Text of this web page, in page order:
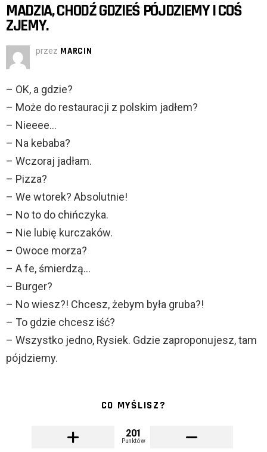
MADZIA, CHODŹ GDZIEŚ PÓJDZIEMY I COŚ
ZJEMY.
przez MARCIN
– OK, a gdzie?
– Może do restauracji z polskim jadłem?
– Nieeee…
– Na kebaba?
– Wczoraj jadłam.
– Pizza?
– We wtorek? Absolutnie!
– No to do chińczyka.
– Nie lubię kurczaków.
– Owoce morza?
– A fe, śmierdzą…
– Burger?
– No wiesz?! Chcesz, żebym była gruba?!
– To gdzie chcesz iść?
– Wszystko jedno, Rysiek. Gdzie zaproponujesz, tam
pójdziemy.
CO MYŚLISZ?
201
Punktów